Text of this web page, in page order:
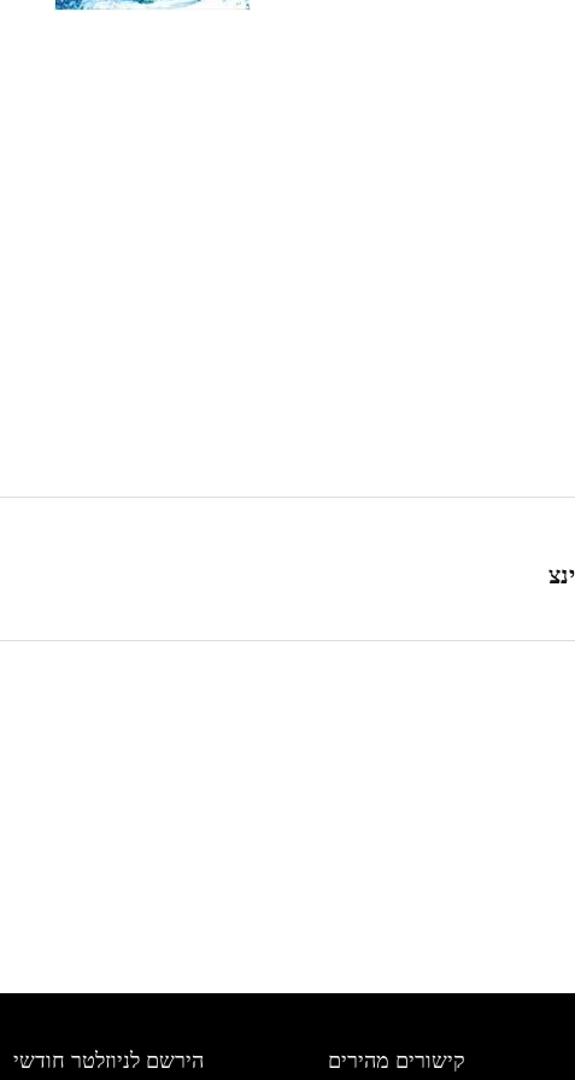
קישורים מהירים הירשם לניוזלטר חודשי